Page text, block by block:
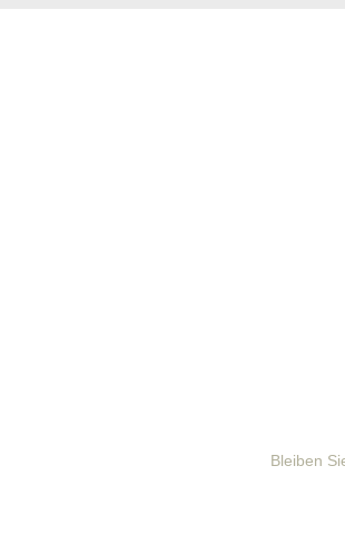
Bleiben